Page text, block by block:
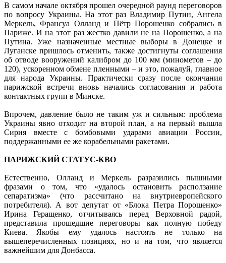
В самом начале октября прошел очередной раунд переговоров
по вопросу Украины. На этот раз Владимир Путин, Ангела
Меркель, Франсуа Олланд и Пётр Порошенко собрались в
Париже. И на этот раз жестко давили не на Порошенко, а на
Путина. Уже назначенные местные выборы в Донецке и
Луганске пришлось отменить, также достигнуты соглашения
об отводе вооружений калибром до 100 мм (минометов – до
120), ускоренном обмене пленными – и это, пожалуй, главное
для народа Украины. Практически сразу после окончания
парижской встречи вновь начались согласования и работа
контактных групп в Минске.
Впрочем, давление было не таким уж и сильным: проблема
Украины явно отходит на второй план, а на первый вышла
Сирия вместе с бомбовыми ударами авиации России,
поддержанными ее же корабельными ракетами.
ПАРИЖСКИЙ СТАТУС-КВО
Естественно, Олланд и Меркель разразились пышными
фразами о том, что «удалось остановить расползание
сепаратизма» (что рассчитано на внутриевропейского
потребителя). А вот депутат от «Блока Петра Порошенко»
Ирина Геращенко, отчитываясь перед Верховной радой,
представила прошедшие переговоры как полную победу
Киева. Якобы ему удалось настоять не только на
вышеперечисленных позициях, но и на том, что является
важнейшим для Донбасса.